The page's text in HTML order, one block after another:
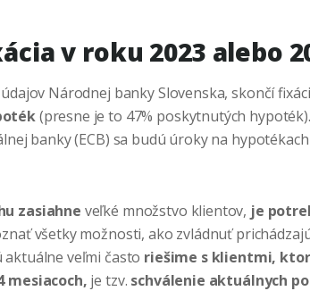
v roku 2023 alebo
Národnej banky Slovenska, skončí
(presne je to 47% poskytnutých
banky (ECB) sa budú úroky na
zasiahne veľké množstvo klientov, je
všetky možnosti, ako zvládnuť
veľmi často riešime s klientmi,
mesiacoch, je tzv. schválenie aktuálnych